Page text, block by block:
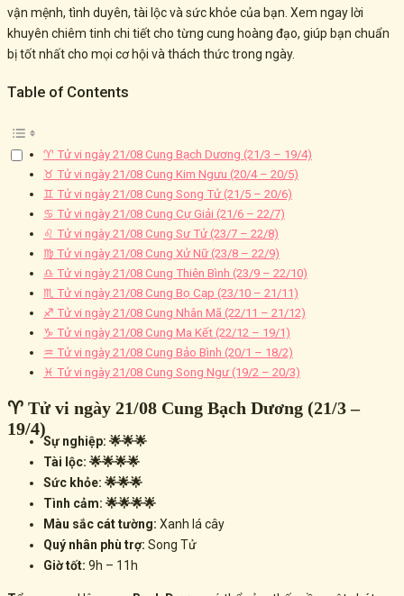
vận mệnh, tình duyên, tài lộc và sức khỏe của bạn. Xem ngay lời
khuyên chiêm tinh chi tiết cho từng cung hoàng đạo, giúp bạn chuẩn
bị tốt nhất cho mọi cơ hội và thách thức trong ngày.
Table of Contents
♈ Tử vi ngày 21/08 Cung Bạch Dương (21/3 – 19/4)
♉ Tử vi ngày 21/08 Cung Kim Ngưu (20/4 – 20/5)
♊ Tử vi ngày 21/08 Cung Song Tử (21/5 – 20/6)
♋ Tử vi ngày 21/08 Cung Cự Giải (21/6 – 22/7)
♌ Tử vi ngày 21/08 Cung Sư Tử (23/7 – 22/8)
♍ Tử vi ngày 21/08 Cung Xử Nữ (23/8 – 22/9)
♎ Tử vi ngày 21/08 Cung Thiên Bình (23/9 – 22/10)
♏ Tử vi ngày 21/08 Cung Bọ Cạp (23/10 – 21/11)
♐ Tử vi ngày 21/08 Cung Nhân Mã (22/11 – 21/12)
♑ Tử vi ngày 21/08 Cung Ma Kết (22/12 – 19/1)
♒ Tử vi ngày 21/08 Cung Bảo Bình (20/1 – 18/2)
♓ Tử vi ngày 21/08 Cung Song Ngư (19/2 – 20/3)
♈ Tử vi ngày 21/08 Cung Bạch Dương (21/3 –
19/4)
Sự nghiệp: 🌟🌟🌟
Tài lộc: 🌟🌟🌟🌟
Sức khỏe: 🌟🌟🌟
Tình cảm: 🌟🌟🌟🌟
Màu sắc cát tường: Xanh lá cây
Quý nhân phù trợ: Song Tử
Giờ tốt: 9h – 11h